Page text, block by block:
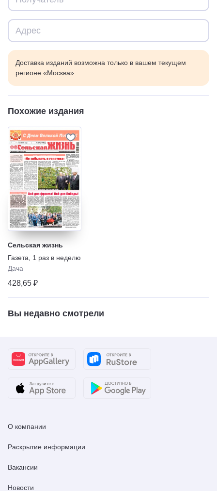
Доставка изданий возможна только в вашем текущем
регионе «Москва»
Похожие издания
Сельская жизнь
Газета
1 раз в неделю
Дача
428,65 ₽
Вы недавно смотрели
О компании
Раскрытие информации
Вакансии
Новости